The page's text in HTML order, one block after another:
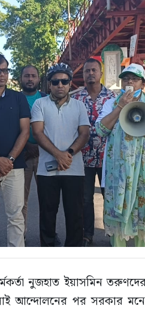
নুজহাত ইয়াসমিন
আন্দোলনের পর সরকার